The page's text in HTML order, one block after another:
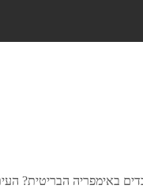
באימפריה הבריטית?